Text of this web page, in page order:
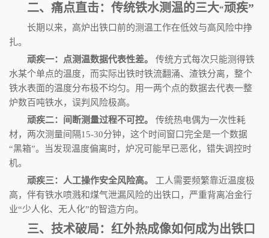
二、痛点直击：传统铁水测温的三大“顽疾”
长期以来，高炉出铁口前的测温工作在低效与高风险中挣
扎。
顽疾一：点测温数据代表性差。
传统方式每次只能测得铁
水某个单点的温度，而实际出铁时铁流翻涌、渣铁分离，整个
铁水表面的温度分布极不均匀。用一两个点的数据去代表一整
炉数百吨铁水，误判风险极高。
顽疾二：间断测量过程不可控。
传统热电偶为一次性耗
材，两次测量间隔15-30分钟，这个时间窗口完全是一个数据
“黑箱”。当发现温度偏离时，炉况可能早已恶化，错失调控时
机。
顽疾三：人工操作安全风险高。
工人需要频繁靠近温度极
高，伴有铁水喷溅和煤气泄漏风险的出铁口，严重背离冶金行
业“少人化、无人化”的智造方向。
三、技术破局：红外热成像如何成为出铁口